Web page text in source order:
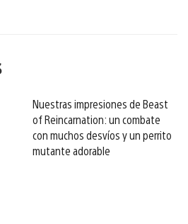
Nuestras impresiones de Beast
of Reincarnation: un combate
con muchos desvíos y un perrito
mutante adorable